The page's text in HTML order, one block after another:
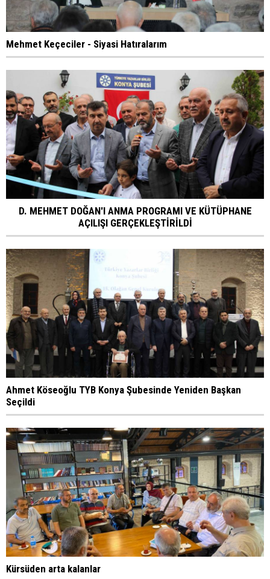
Mehmet Keçeciler - Siyasi Hatıralarım
D. MEHMET DOĞAN'I ANMA PROGRAMI VE KÜTÜPHANE
AÇILIŞI GERÇEKLEŞTİRİLDİ
Ahmet Köseoğlu TYB Konya Şubesinde Yeniden Başkan
Seçildi
Kürsüden arta kalanlar